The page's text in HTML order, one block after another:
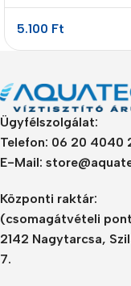
5.100 Ft
Ügyfélszolgálat:
Telefon: 06 20 4040
E-Mail:
Központi raktár:
(csomagátvételi
2142 Nagytarcsa,
7.